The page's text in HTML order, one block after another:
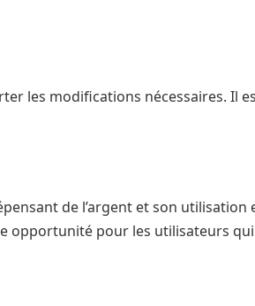
les modifications nécessaires. Il
de l’argent et son utilisation
opportunité pour les utilisateurs qui